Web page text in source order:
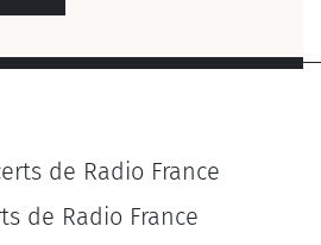
de Radio France
de Radio France